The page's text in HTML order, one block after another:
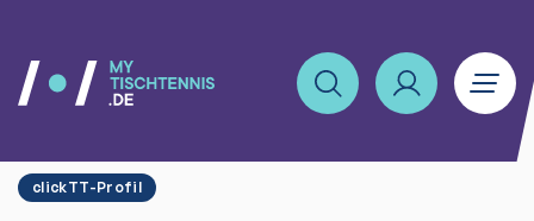
clickTT-Profil